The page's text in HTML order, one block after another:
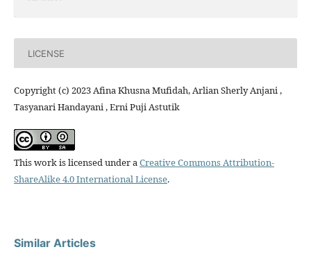
LICENSE
Copyright (c) 2023 Afina Khusna Mufidah, Arlian Sherly Anjani ,
Tasyanari Handayani , Erni Puji Astutik
This work is licensed under aCreative Commons Attribution-
ShareAlike 4.0 International License.
Similar Articles